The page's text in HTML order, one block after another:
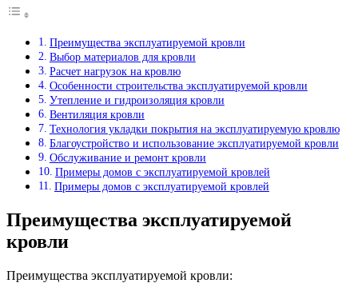
Преимущества эксплуатируемой кровли
Выбор материалов для кровли
Расчет нагрузок на кровлю
Особенности строительства эксплуатируемой кровли
Утепление и гидроизоляция кровли
Вентиляция кровли
Технология укладки покрытия на эксплуатируемую кровлю
Благоустройство и использование эксплуатируемой кровли
Обслуживание и ремонт кровли
Примеры домов с эксплуатируемой кровлей
Примеры домов с эксплуатируемой кровлей
Преимущества эксплуатируемой
кровли
Преимущества эксплуатируемой кровли: